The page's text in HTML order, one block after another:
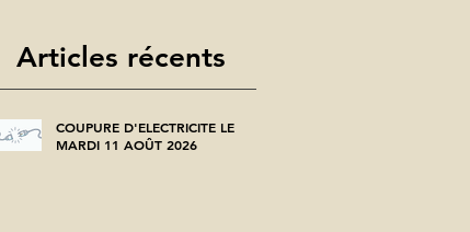
Articles récents
COUPURE D'ELECTRICITE LE
MARDI 11 AOÛT 2026